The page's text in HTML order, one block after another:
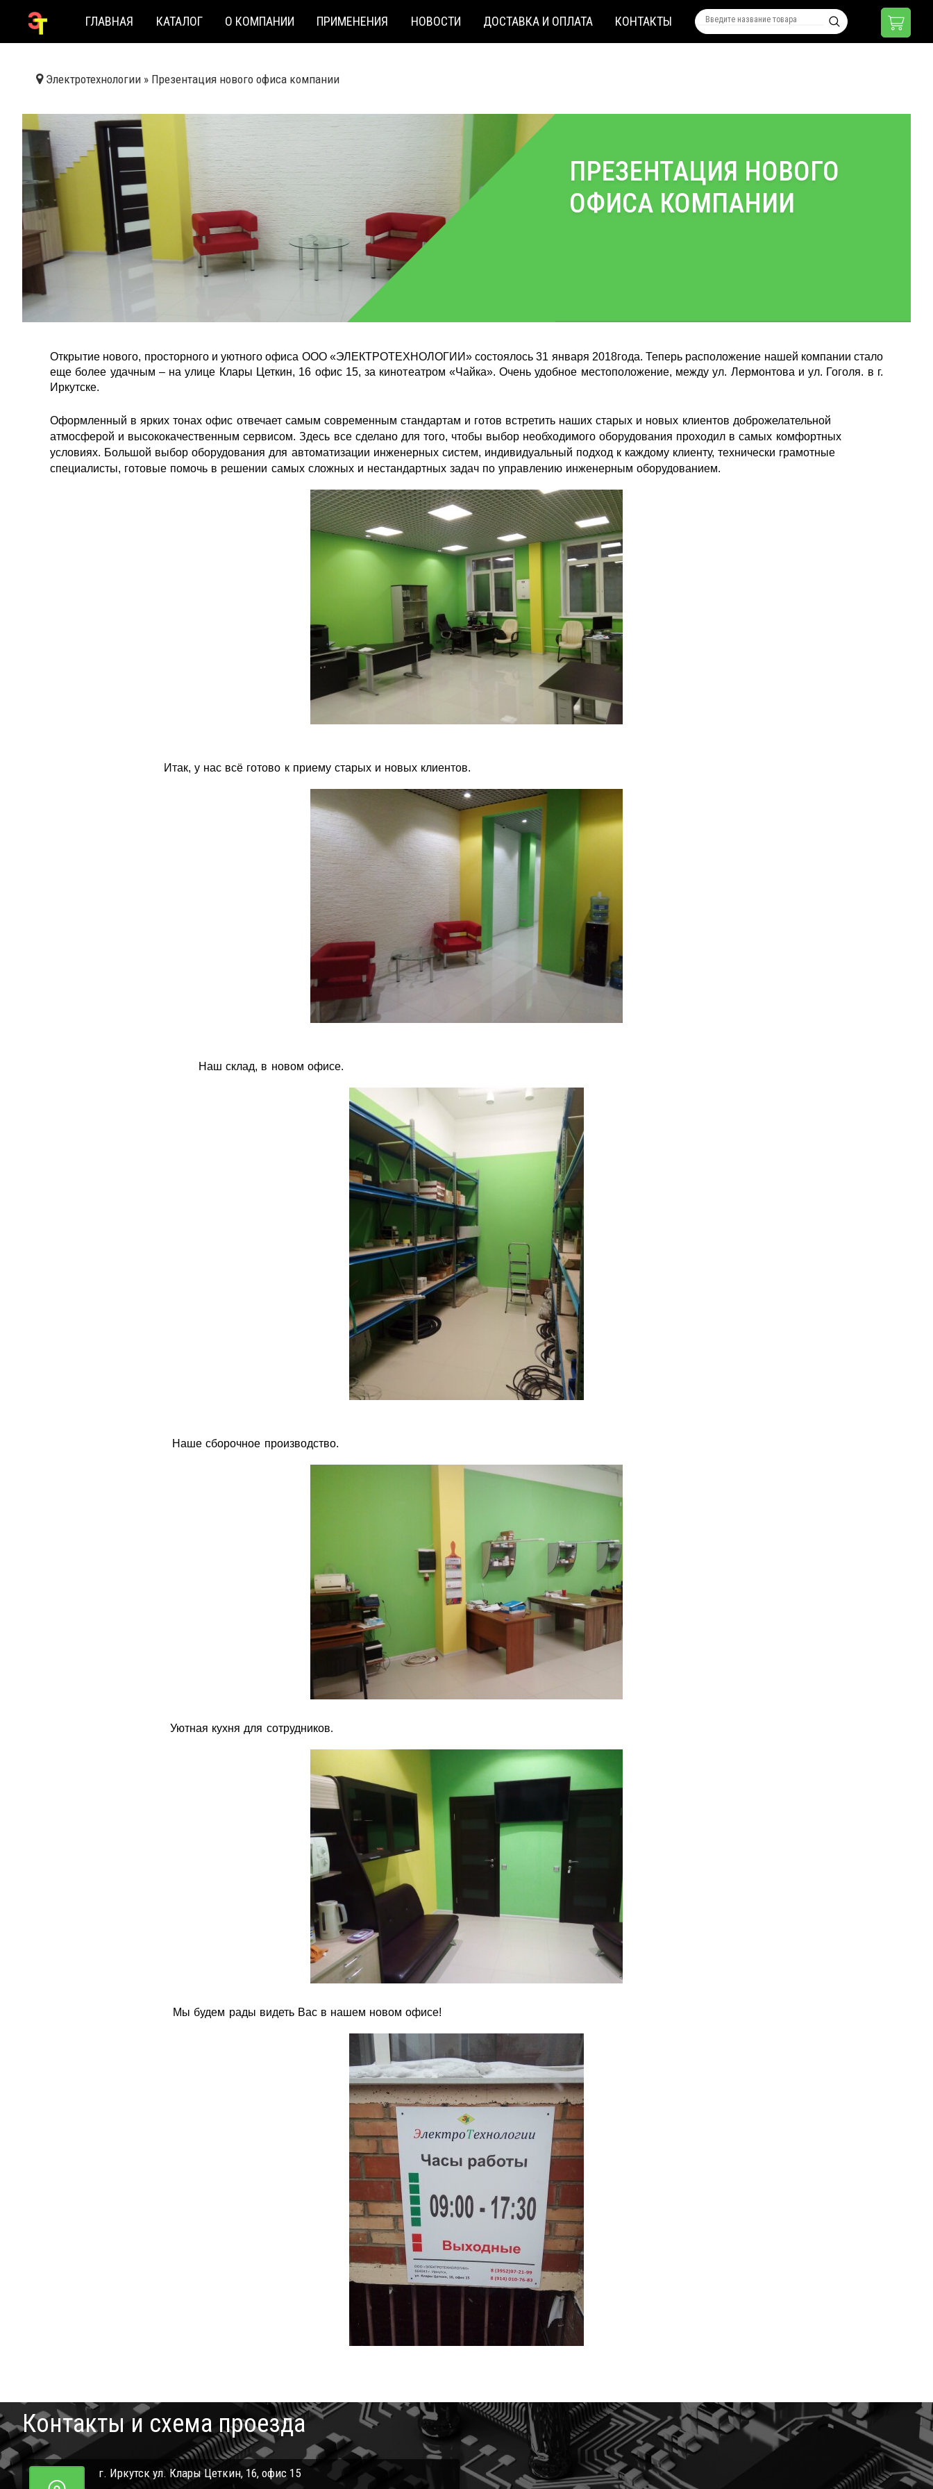
ГЛАВНАЯ КАТАЛОГ О КОМПАНИИ ПРИМЕНЕНИЯ НОВОСТИ ДОСТАВКА И ОПЛАТА КОНТАКТЫ
Электротехнологии » Презентация нового офиса компании
ПРЕЗЕНТАЦИЯ НОВОГО
ОФИСА КОМПАНИИ
Открытие нового, просторного и уютного офиса ООО «ЭЛЕКТРОТЕХНОЛОГИИ» состоялось 31 января 2018года. Теперь расположение нашей компании стало
еще более удачным – на улице Клары Цеткин, 16 офис 15, за кинотеатром «Чайка». Очень удобное местоположение, между ул. Лермонтова и ул. Гоголя. в г.
Иркутске.
Оформленный в ярких тонах офис отвечает самым современным стандартам и готов встретить наших старых и новых клиентов доброжелательной
атмосферой и высококачественным сервисом. Здесь все сделано для того, чтобы выбор необходимого оборудования проходил в самых комфортных
условиях. Большой выбор оборудования для автоматизации инженерных систем, индивидуальный подход к каждому клиенту, технически грамотные
специалисты, готовые помочь в решении самых сложных и нестандартных задач по управлению инженерным оборудованием.
Итак, у нас всё готово к приему старых и новых клиентов.
Наш склад, в новом офисе.
Наше сборочное производство.
Уютная кухня для сотрудников.
Мы будем рады видеть Вас в нашем новом офисе!
Контакты и схема проезда
г. Иркутск ул. Клары Цеткин, 16, офис 15